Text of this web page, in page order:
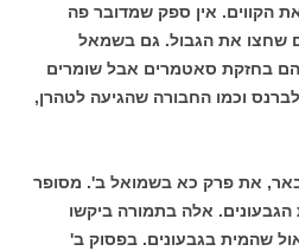
הקווים. אין ספק שמדובר פה
שחצו את הגבול. גם בשמאל
בחזקת סאטמרים אבל שומרים
וכמו החבורה שהגיעה לטהרן,
את פרק כא בשמואל ב'. מסופר
אלה בתמורה ביקשו
שהמית בגבעונים. בפסוק ב'